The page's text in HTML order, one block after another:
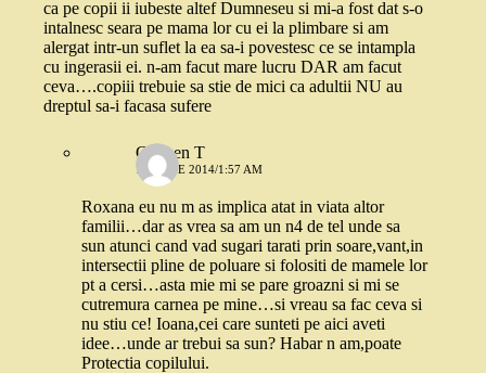
ca pe copii ii iubeste altef Dumneseu si mi-a fost dat s-o
intalnesc seara pe mama lor cu ei la plimbare si am
alergat intr-un suflet la ea sa-i povestesc ce se intampla
cu ingerasii ei. n-am facut mare lucru DAR am facut
ceva….copiii trebuie sa stie de mici ca adultii NU au
dreptul sa-i facasa sufere
Carmen T
13 IUNIE 2014/1:57 AM
Roxana eu nu m as implica atat in viata altor
familii…dar as vrea sa am un n4 de tel unde sa
sun atunci cand vad sugari tarati prin soare,vant,in
intersectii pline de poluare si folositi de mamele lor
pt a cersi…asta mie mi se pare groazni si mi se
cutremura carnea pe mine…si vreau sa fac ceva si
nu stiu ce! Ioana,cei care sunteti pe aici aveti
idee…unde ar trebui sa sun? Habar n am,poate
Protectia copilului.